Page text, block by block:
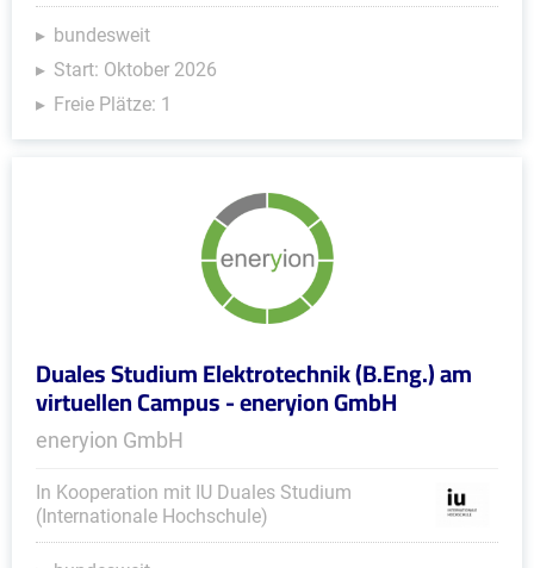
bundesweit
Start: Oktober 2026
Freie Plätze: 1
Duales Studium Elektrotechnik (B.Eng.) am
virtuellen Campus - eneryion GmbH
eneryion GmbH
In Kooperation mit IU Duales Studium
(Internationale Hochschule)